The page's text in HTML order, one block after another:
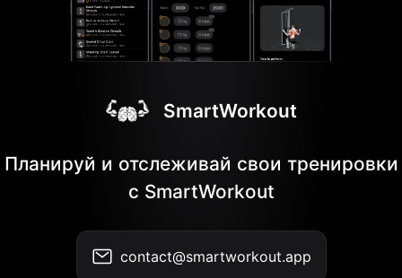
SmartWorkout
Планируй и отслеживай свои тренировки
с SmartWorkout
contact@smartworkout.app